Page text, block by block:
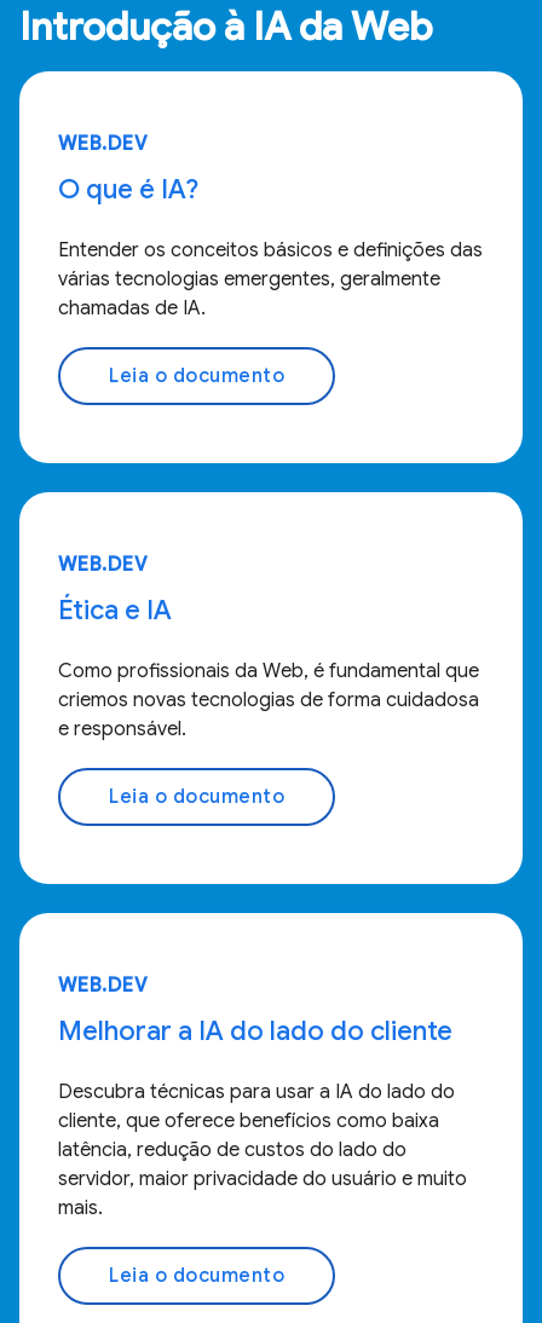
Introdução à IA da Web
WEB.DEV
O que é IA?
Entender os conceitos básicos e definições das
várias tecnologias emergentes, geralmente
chamadas de IA.
Leia o documento
WEB.DEV
Ética e IA
Como profissionais da Web, é fundamental que
criemos novas tecnologias de forma cuidadosa
e responsável.
Leia o documento
WEB.DEV
Melhorar a IA do lado do cliente
Descubra técnicas para usar a IA do lado do
cliente, que oferece benefícios como baixa
latência, redução de custos do lado do
servidor, maior privacidade do usuário e muito
mais.
Leia o documento